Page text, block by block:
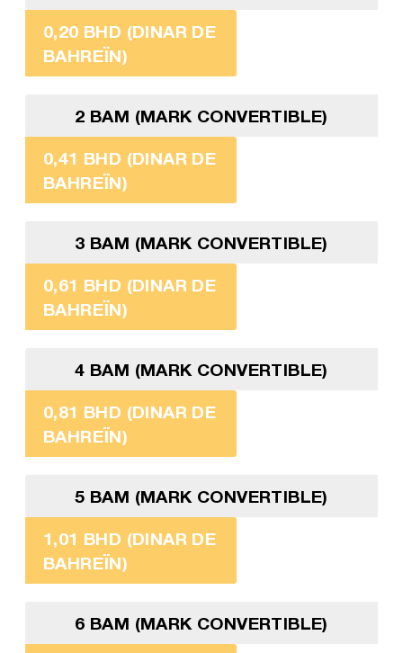
0,20 BHD (DINAR DE
BAHREÏN)
2 BAM (MARK CONVERTIBLE)
0,41 BHD (DINAR DE
BAHREÏN)
3 BAM (MARK CONVERTIBLE)
0,61 BHD (DINAR DE
BAHREÏN)
4 BAM (MARK CONVERTIBLE)
0,81 BHD (DINAR DE
BAHREÏN)
5 BAM (MARK CONVERTIBLE)
1,01 BHD (DINAR DE
BAHREÏN)
6 BAM (MARK CONVERTIBLE)